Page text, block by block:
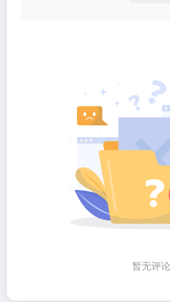
暂无评